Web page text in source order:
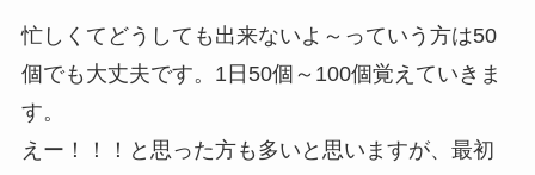
忙しくてどうしても出来ないよ～っていう方は50
個でも大丈夫です。1日50個～100個覚えていきま
す。
えー！！！と思った方も多いと思いますが、最初